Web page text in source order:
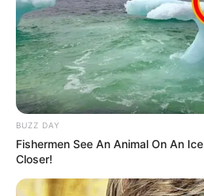
Langka Banget! 10 Pose
Katak yang Bikin Ketawa
Gemes
BUZZ DAY
Fishermen See An Animal On An
Closer!